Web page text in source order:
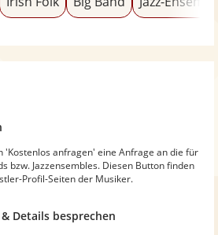
'Kostenlos anfragen' eine Anfrage an die für
bzw. Jazzensembles. Diesen Button finden
Profil-Seiten der Musiker.
Details besprechen